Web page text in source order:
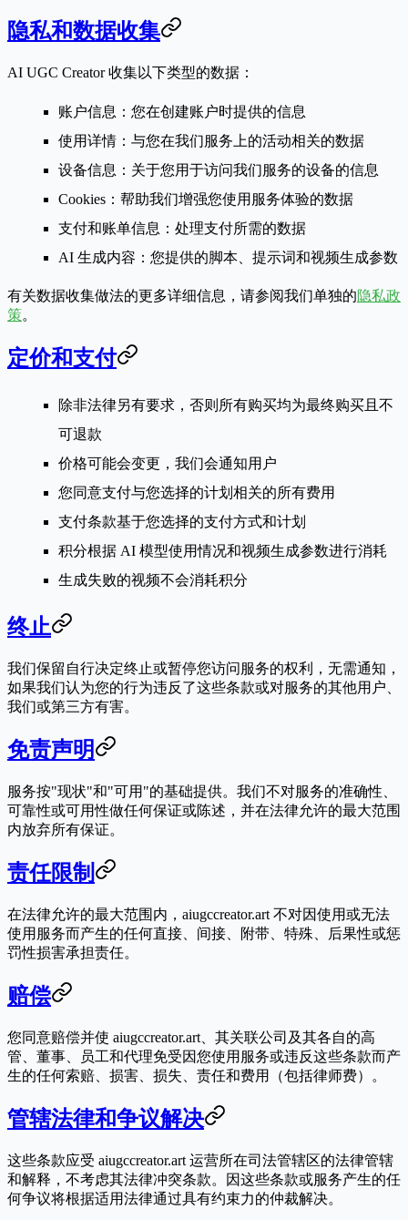
隐私和数据收集
AI UGC Creator 收集以下类型的数据：
账户信息 ：您在创建账户时提供的信息
使用详情 ：与您在我们服务上的活动相关的数据
设备信息 ：关于您用于访问我们服务的设备的信息
Cookies ：帮助我们增强您使用服务体验的数据
支付和账单信息 ：处理支付所需的数据
AI 生成内容 ：您提供的脚本、提示词和视频生成参数
有关数据收集做法的更多详细信息，请参阅我们单独的隐私政
策。
定价和支付
除非法律另有要求，否则所有购买均为最终购买且不
可退款
价格可能会变更，我们会通知用户
您同意支付与您选择的计划相关的所有费用
支付条款基于您选择的支付方式和计划
积分根据 AI 模型使用情况和视频生成参数进行消耗
生成失败的视频不会消耗积分
终止
我们保留自行决定终止或暂停您访问服务的权利，无需通知，
如果我们认为您的行为违反了这些条款或对服务的其他用户、
我们或第三方有害。
免责声明
服务按"现状"和"可用"的基础提供。我们不对服务的准确性、
可靠性或可用性做任何保证或陈述，并在法律允许的最大范围
内放弃所有保证。
责任限制
在法律允许的最大范围内，aiugccreator.art 不对因使用或无法
使用服务而产生的任何直接、间接、附带、特殊、后果性或惩
罚性损害承担责任。
赔偿
您同意赔偿并使 aiugccreator.art、其关联公司及其各自的高
管、董事、员工和代理免受因您使用服务或违反这些条款而产
生的任何索赔、损害、损失、责任和费用（包括律师费）。
管辖法律和争议解决
这些条款应受 aiugccreator.art 运营所在司法管辖区的法律管辖
和解释，不考虑其法律冲突条款。因这些条款或服务产生的任
何争议将根据适用法律通过具有约束力的仲裁解决。